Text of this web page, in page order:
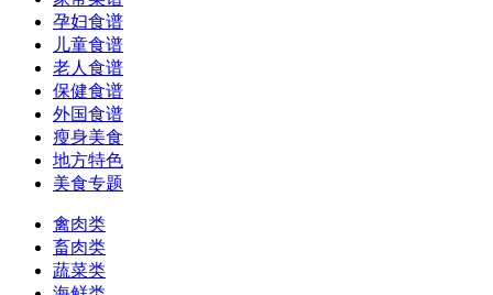
孕妇食谱
儿童食谱
老人食谱
保健食谱
外国食谱
瘦身美食
地方特色
美食专题
禽肉类
畜肉类
蔬菜类